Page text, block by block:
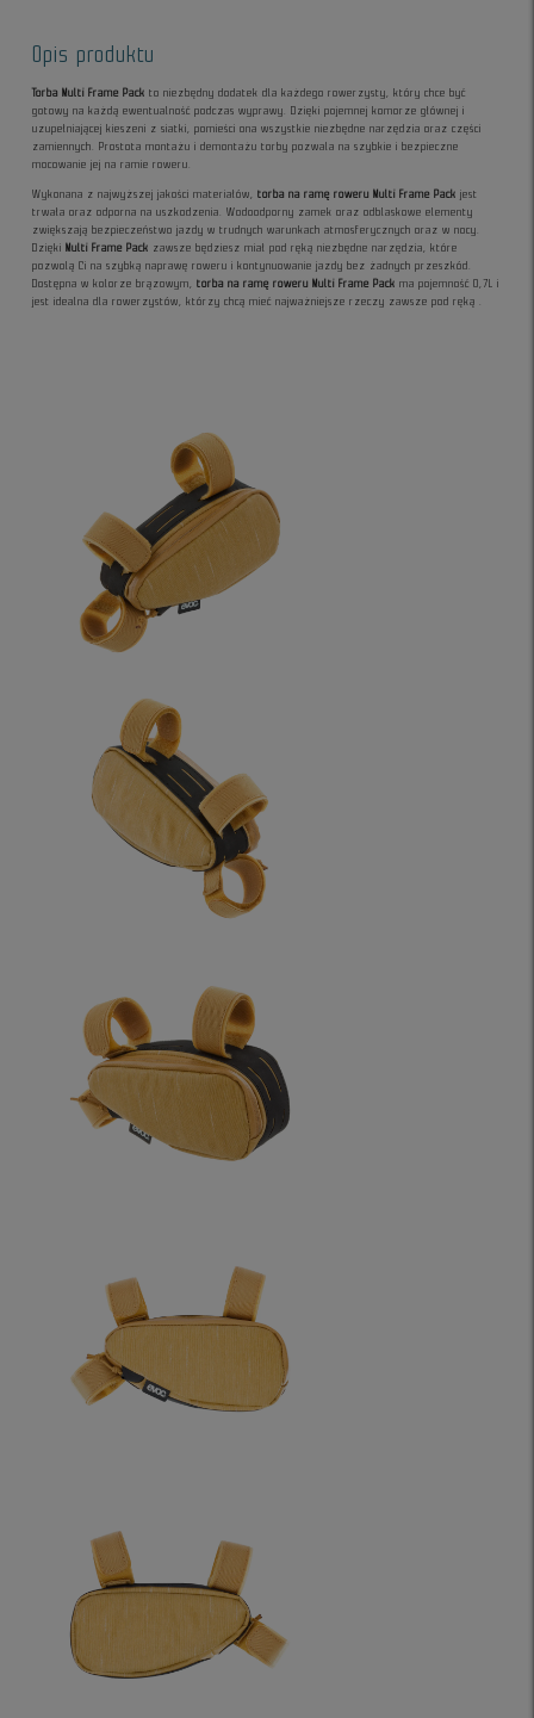
Opis produktu
Torba Multi Frame Pack to niezbędny dodatek dla każdego rowerzysty, który chce być
gotowy na każdą ewentualność podczas wyprawy. Dzięki pojemnej komorze głównej i
uzupełniającej kieszeni z siatki, pomieści ona wszystkie niezbędne narzędzia oraz części
zamiennych. Prostota montażu i demontażu torby pozwala na szybkie i bezpieczne
mocowanie jej na ramie roweru.
Wykonana z najwyższej jakości materiałów,torba na ramę roweru Multi Frame Pack jest
trwała oraz odporna na uszkodzenia. Wodoodporny zamek oraz odblaskowe elementy
zwiększają bezpieczeństwo jazdy w trudnych warunkach atmosferycznych oraz w nocy.
Dzięki Multi Frame Pack zawsze będziesz miał pod ręką niezbędne narzędzia, które
pozwolą Ci na szybką naprawę roweru i kontynuowanie jazdy bez żadnych przeszkód.
Dostępna w kolorze brązowym,torba na ramę roweru Multi Frame Pack ma pojemność 0,7L i
jest idealna dla rowerzystów, którzy chcą mieć najważniejsze rzeczy zawsze pod ręką .